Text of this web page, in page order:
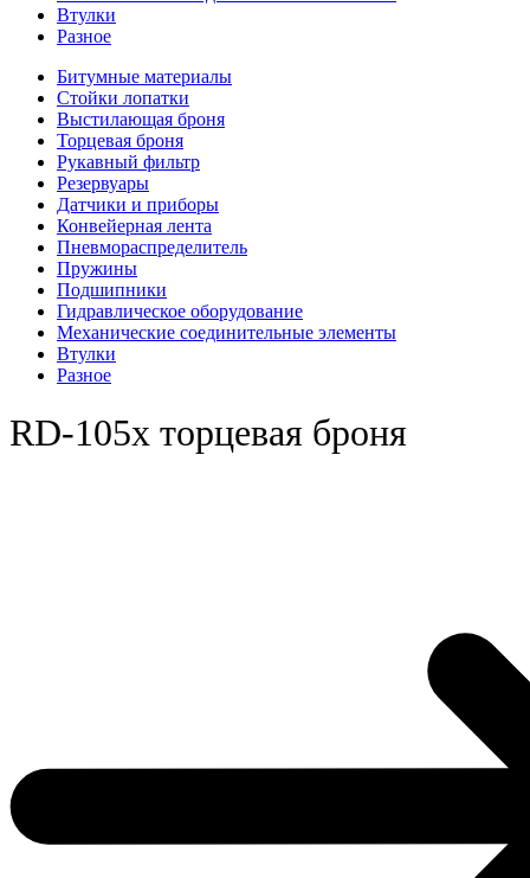
Втулки
Разное
Битумные материалы
Стойки лопатки
Выстилающая броня
Торцевая броня
Рукавный фильтр
Резервуары
Датчики и приборы
Конвейерная лента
Пневмораспределитель
Пружины
Подшипники
Гидравлическое оборудование
Механические соединительные элементы
Втулки
Разное
RD-105x торцевая броня